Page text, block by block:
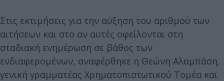
Στις εκτιμήσεις για την αύξηση του αριθμού των
αιτήσεων και στο αν αυτές οφείλονται στη
σταδιακή ενημέρωση σε βάθος των
ενδιαφερομένων, αναφέρθηκε η Θεώνη Αλαμπάση,
γενική γραμματέας Χρηματοπιστωτικού Τομέα και